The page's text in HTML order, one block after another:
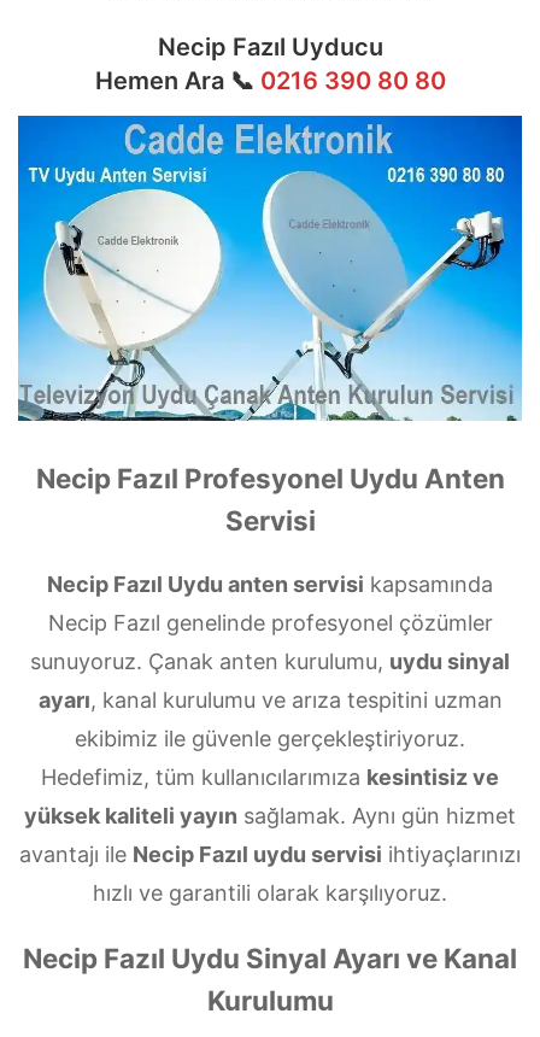
Necip Fazıl Uyducu
Hemen Ara 📞 0216 390 80 80
Necip Fazıl Profesyonel Uydu Anten
Servisi
Necip Fazıl Uydu anten servisi kapsamında
Necip Fazıl genelinde profesyonel çözümler
sunuyoruz. Çanak anten kurulumu, uydu sinyal
ayarı, kanal kurulumu ve arıza tespitini uzman
ekibimiz ile güvenle gerçekleştiriyoruz.
Hedefimiz, tüm kullanıcılarımıza kesintisiz ve
yüksek kaliteli yayın sağlamak. Aynı gün hizmet
avantajı ile Necip Fazıl uydu servisi ihtiyaçlarınızı
hızlı ve garantili olarak karşılıyoruz.
Necip Fazıl Uydu Sinyal Ayarı ve Kanal
Kurulumu